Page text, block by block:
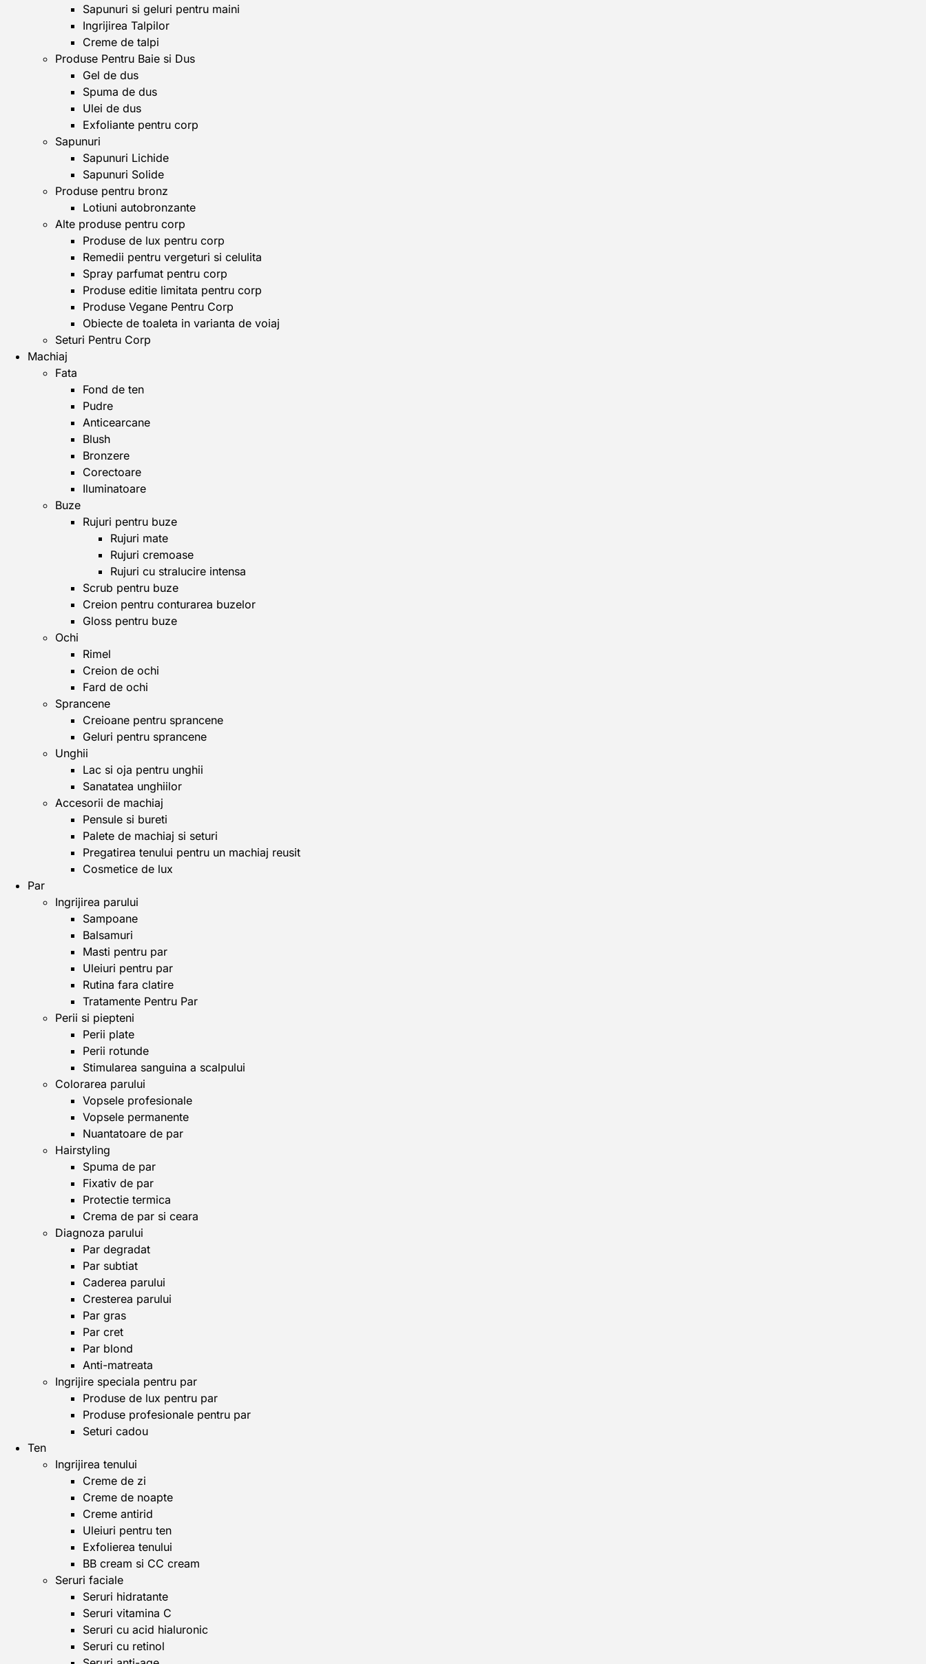
Sapunuri si geluri pentru maini
Ingrijirea Talpilor
Creme de talpi
Produse Pentru Baie si Dus
Gel de dus
Spuma de dus
Ulei de dus
Exfoliante pentru corp
Sapunuri
Sapunuri Lichide
Sapunuri Solide
Produse pentru bronz
Lotiuni autobronzante
Alte produse pentru corp
Produse de lux pentru corp
Remedii pentru vergeturi si celulita
Spray parfumat pentru corp
Produse editie limitata pentru corp
Produse Vegane Pentru Corp
Obiecte de toaleta in varianta de voiaj
Seturi Pentru Corp
Machiaj
Fata
Fond de ten
Pudre
Anticearcane
Blush
Bronzere
Corectoare
Iluminatoare
Buze
Rujuri pentru buze
Rujuri mate
Rujuri cremoase
Rujuri cu stralucire intensa
Scrub pentru buze
Creion pentru conturarea buzelor
Gloss pentru buze
Ochi
Rimel
Creion de ochi
Fard de ochi
Sprancene
Creioane pentru sprancene
Geluri pentru sprancene
Unghii
Lac si oja pentru unghii
Sanatatea unghiilor
Accesorii de machiaj
Pensule si bureti
Palete de machiaj si seturi
Pregatirea tenului pentru un machiaj reusit
Cosmetice de lux
Par
Ingrijirea parului
Sampoane
Balsamuri
Masti pentru par
Uleiuri pentru par
Rutina fara clatire
Tratamente Pentru Par
Perii si piepteni
Perii plate
Perii rotunde
Stimularea sanguina a scalpului
Colorarea parului
Vopsele profesionale
Vopsele permanente
Nuantatoare de par
Hairstyling
Spuma de par
Fixativ de par
Protectie termica
Crema de par si ceara
Diagnoza parului
Par degradat
Par subtiat
Caderea parului
Cresterea parului
Par gras
Par cret
Par blond
Anti-matreata
Ingrijire speciala pentru par
Produse de lux pentru par
Produse profesionale pentru par
Seturi cadou
Ten
Ingrijirea tenului
Creme de zi
Creme de noapte
Creme antirid
Uleiuri pentru ten
Exfolierea tenului
BB cream si CC cream
Seruri faciale
Seruri hidratante
Seruri vitamina C
Seruri cu acid hialuronic
Seruri cu retinol